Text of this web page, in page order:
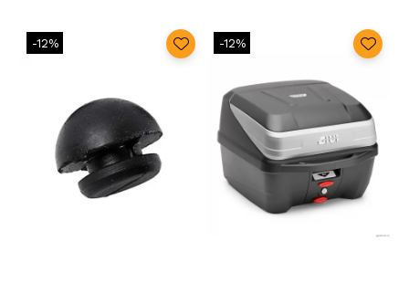
-12% -12%